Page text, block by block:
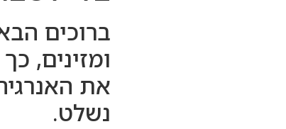
ברוכים
ומזינים,
את
נשלט.